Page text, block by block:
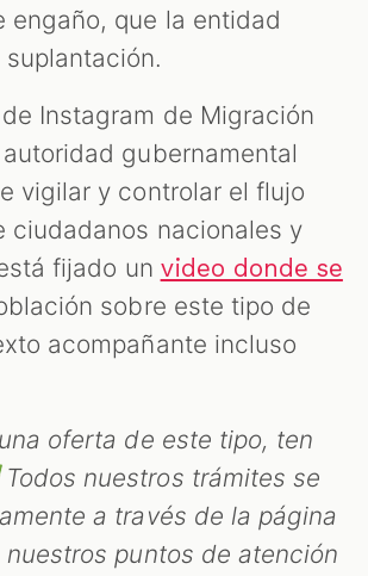
engaño, que la entidad
Instagram de Migración
gubernamental
vigilar y controlar el flujo
ciudadanos nacionales y
fijado un video donde se
sobre este tipo de
acompañante incluso
oferta de este tipo, ten
nuestros trámites se
a través de la página
puntos de atención